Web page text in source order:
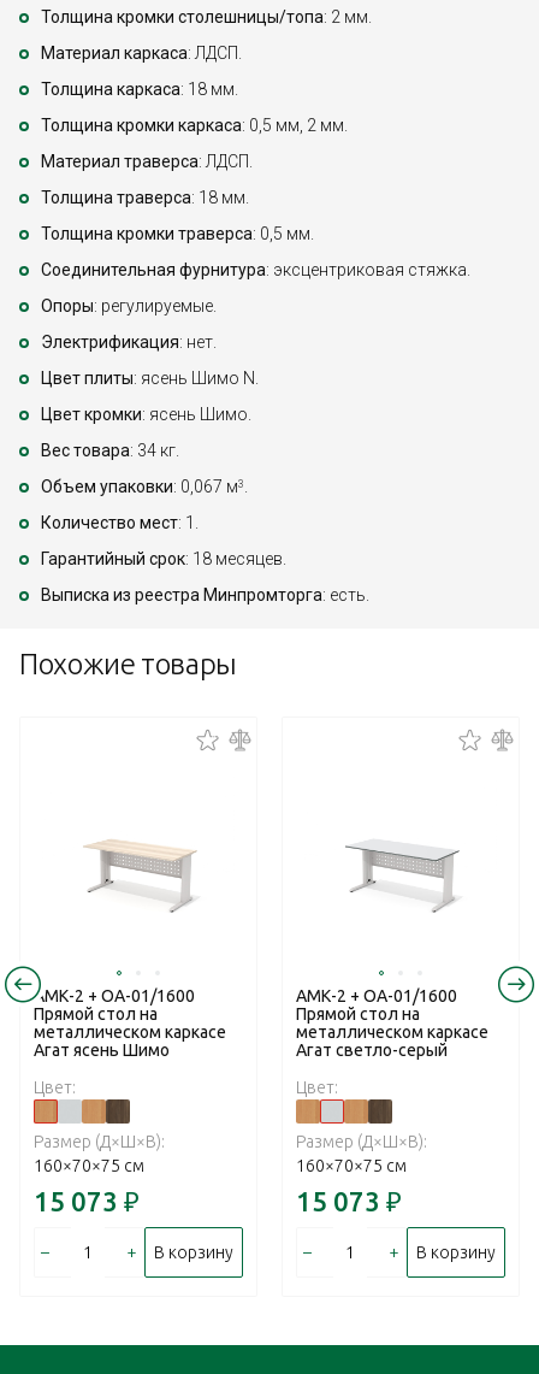
Толщина кромки столешницы/топа: 2 мм.
Материал каркаса: ЛДСП.
Толщина каркаса: 18 мм.
Толщина кромки каркаса: 0,5 мм, 2 мм.
Материал траверса: ЛДСП.
Толщина траверса: 18 мм.
Толщина кромки траверса: 0,5 мм.
Соединительная фурнитура: эксцентриковая стяжка.
Опоры: регулируемые.
Электрификация: нет.
Цвет плиты: ясень Шимо N.
Цвет кромки: ясень Шимо.
Вес товара: 34 кг.
Объем упаковки: 0,067 м3 .
Количество мест: 1.
Гарантийный срок: 18 месяцев.
Выписка из реестра Минпромторга: есть.
Похожие товары
АМК-2 + ОА-01/1600
Прямой стол на
металлическом каркасе
Агат ясень Шимо
Цвет:
Размер (Д×Ш×В):
160×70×75 см
15 073 ₽
– + В корзину
АМК-2 + ОА-01/1600
Прямой стол на
металлическом каркасе
Агат светло-серый
Цвет:
Размер (Д×Ш×В):
160×70×75 см
15 073 ₽
– + В корзину